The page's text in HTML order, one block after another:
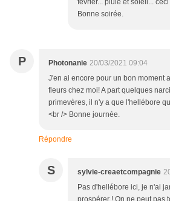
février... pluie et soleil...
Bonne soirée.
P Photonanie 20/03/2021 09:04
J'en ai encore pour un bon moment
fleurs chez moi! A part quelques
primevères, il n'y a que l'hellébore
<br /> Bonne journée.
Répondre
S sylvie-creaetcompagnie
Pas d'hellébore ici, je n'ai
prospérer ! On ne peut pas